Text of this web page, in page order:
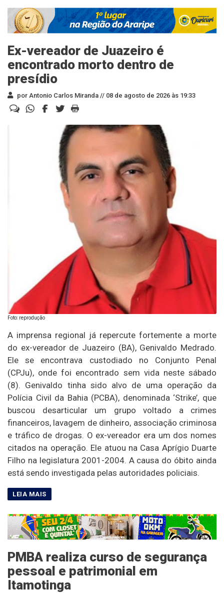
Ex-vereador de Juazeiro é
encontrado morto dentro de
presídio
por Antonio Carlos Miranda // 08 de agosto de 2026 às 19:33
Foto: reprodução
A imprensa regional já repercute fortemente a morte
do ex-vereador de Juazeiro (BA), Genivaldo Medrado.
Ele se encontrava custodiado no Conjunto Penal
(CPJu), onde foi encontrado sem vida neste sábado
(8). Genivaldo tinha sido alvo de uma operação da
Polícia Civil da Bahia (PCBA), denominada ‘Strike’, que
buscou desarticular um grupo voltado a crimes
financeiros, lavagem de dinheiro, associação criminosa
e tráfico de drogas. O ex-vereador era um dos nomes
citados na operação. Ele atuou na Casa Aprígio Duarte
Filho na legislatura 2001-2004. A causa do óbito ainda
está sendo investigada pelas autoridades policiais.
PMBA realiza curso de segurança
pessoal e patrimonial em
Itamotinga